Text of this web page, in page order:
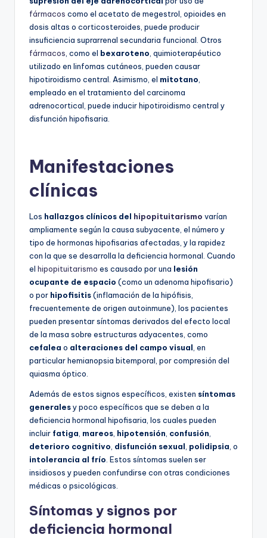
fármacos como el acetato de megestrol, opioides en
dosis altas o corticosteroides, puede producir
insuficiencia suprarrenal secundaria funcional. Otros
fármacos , como el bexaroteno , quimioterapéutico
utilizado en linfomas cutáneos, pueden causar
hipotiroidismo central. Asimismo, el mitotano
empleado en el tratamiento del carcinoma
adrenocortical, puede inducir hipotiroidismo central y
disfunción hipofisaria.
Manifestaciones
clínicas
Los hallazgos clínicos del hipopituitarismo varían
ampliamente según la causa subyacente, el número y
tipo de hormonas hipofisarias afectadas, y la rapidez
con la que se desarrolla la deficiencia hormonal. Cuando
el hipopituitarismo es causado por una lesión
ocupante de espacio (como un adenoma hipofisario)
o por hipofisitis(inflamación de la hipófisis,
frecuentemente de origen autoinmune), los pacientes
pueden presentar síntomas derivados del efecto local
de la masa sobre estructuras adyacentes, como
cefalea o alteraciones del campo visual , en
particular hemianopsia bitemporal, por compresión del
quiasma óptico.
Además de estos signos específicos, existen síntomas
generalesy poco específicos que se deben a la
deficiencia hormonal hipofisaria, los cuales pueden
incluir fatiga mareos hipotensión confusión
deterioro cognitivo disfunción sexual polidipsia , o
intolerancia al frío . Estos síntomas suelen ser
insidiosos y pueden confundirse con otras condiciones
médicas o psicológicas.
Síntomas y signos por
deficiencia hormonal